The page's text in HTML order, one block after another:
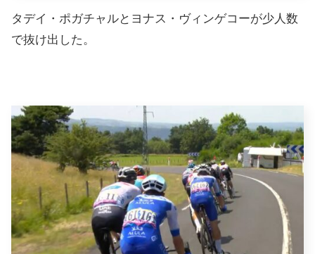
タデイ・ポガチャルとヨナス・ヴィンゲコーが少人数
で抜け出した。